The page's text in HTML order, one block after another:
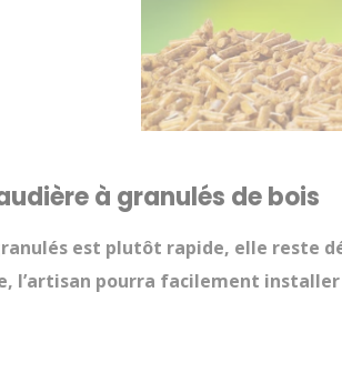
à granulés de bois
est plutôt rapide, elle reste
l’artisan pourra facilement